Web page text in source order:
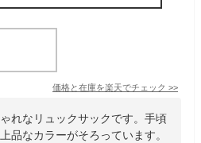
価格と在庫を楽天でチェック >>
れなリュックサックです。手頃
品なカラーがそろっています。